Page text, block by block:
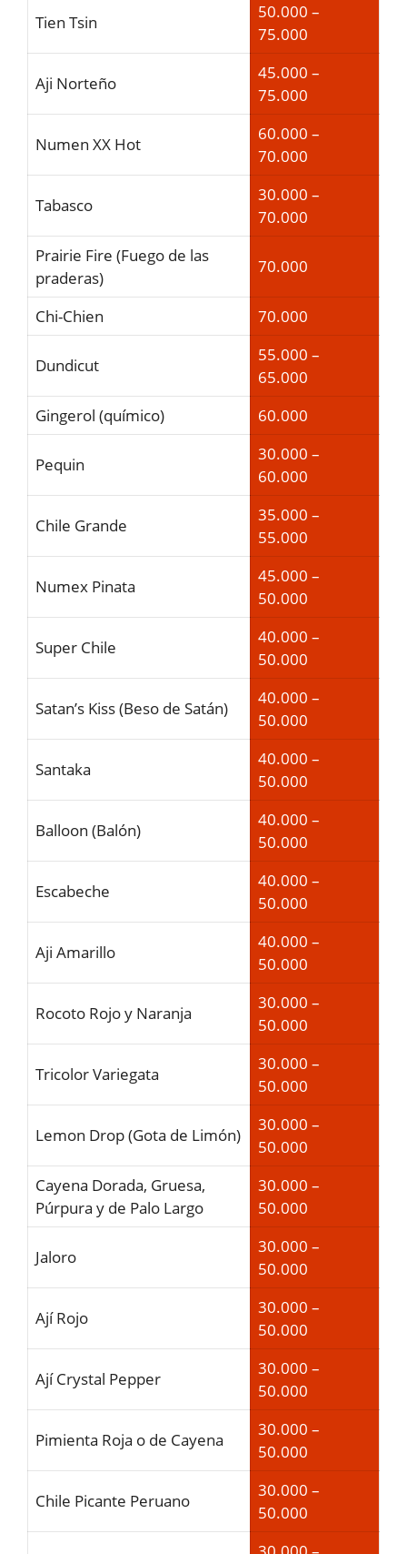
Tien Tsin
50.000 –
75.000
Aji Norteño
45.000 –
75.000
Numen XX Hot
60.000 –
70.000
Tabasco
30.000 –
70.000
Prairie Fire (Fuego de las
praderas)
70.000
Chi-Chien 70.000
Dundicut
55.000 –
65.000
Gingerol (químico)
60.000
Pequin
30.000 –
60.000
Chile Grande
35.000 –
55.000
Numex Pinata
45.000 –
50.000
Super Chile
40.000 –
50.000
Satan’s Kiss (Beso de Satán)
40.000 –
50.000
Santaka
40.000 –
50.000
Balloon (Balón)
40.000 –
50.000
Escabeche
40.000 –
50.000
Aji Amarillo
40.000 –
50.000
Rocoto Rojo y Naranja
30.000 –
50.000
Tricolor Variegata
30.000 –
50.000
Lemon Drop (Gota de Limón)
30.000 –
50.000
Cayena Dorada, Gruesa,
Púrpura y de Palo Largo
30.000 –
50.000
Jaloro
30.000 –
50.000
Ají Rojo
30.000 –
50.000
Ají Crystal Pepper
30.000 –
50.000
Pimienta Roja o de Cayena
30.000 –
50.000
Chile Picante Peruano
30.000 –
50.000